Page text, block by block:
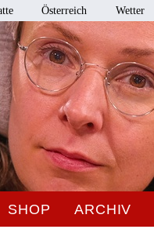
Österreich Wetter
SHOP ARCHIV